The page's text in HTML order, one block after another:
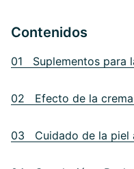
Contenidos
01 Suplementos para